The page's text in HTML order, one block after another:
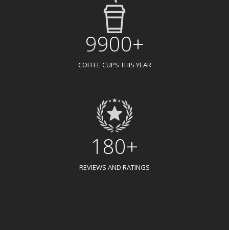
9900+
COFFEE CUPS THIS YEAR
180+
REVIEWS AND RATINGS